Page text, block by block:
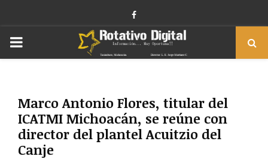
Facebook
PRIMARY
Marco Antonio Flores, titular del
ICATMI Michoacán, se reúne con
director del plantel Acuitzio del
Canje